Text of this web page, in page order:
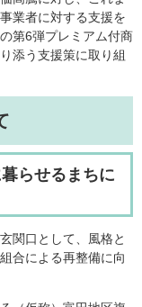
業者に対する支援を
第6弾プレミアム付商
添う支援策に取り組
らせるまちに
関口として、風格と
合による再整備に向